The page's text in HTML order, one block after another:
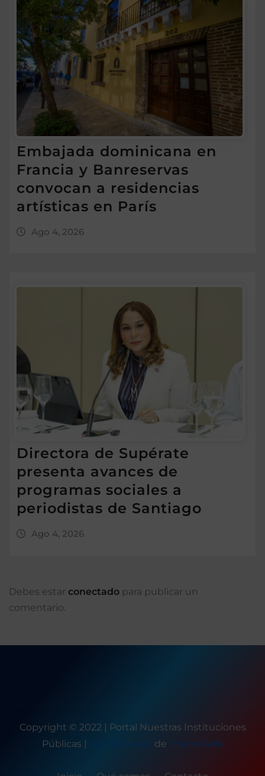
Embajada dominicana en
Francia y Banreservas
convocan a residencias
artísticas en París
Ago 4, 2026
Directora de Supérate
presenta avances de
programas sociales a
periodistas de Santiago
Ago 4, 2026
Debes estar conectado para publicar un
comentario.
Copyright © 2022 | Portal Nuestras Instituciones
Públicas | Seattle News de ThemeArile